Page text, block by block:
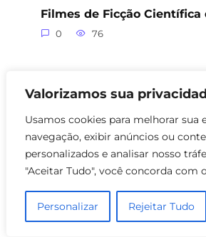
Valorizamos sua
Usamos cookies para melhorar sua
navegação, exibir anúncios ou
personalizados e analisar nosso
"Aceitar Tudo", você concorda com
Personalizar Rejeitar Tudo
Filmes de Ficção Científica
0 76